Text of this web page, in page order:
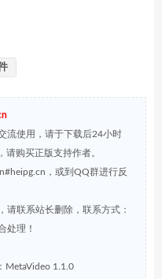
流使用，请于下载后24小时
请购买正版支持作者。
，或到QQ群进行反
请联系站长删除，联系方式：
处理！
MetaVideo 1.1.0